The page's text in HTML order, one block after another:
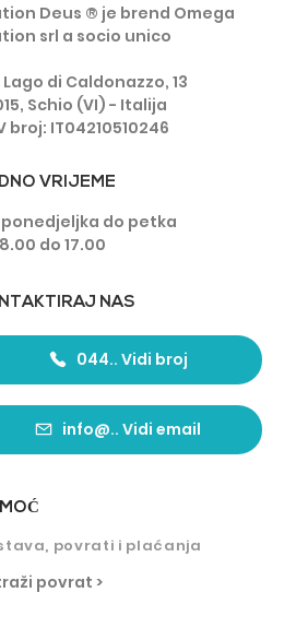
Deus ® je brend Omega
srl a socio unico
di Caldonazzo, 13
Schio (VI) - Italija
broj: IT04210510246
VRIJEME
ponedjeljka do petka
do 17.00
NAS
044.. Vidi broj
info@.. Vidi email
Ć
povrati i plaćanja
povrat >